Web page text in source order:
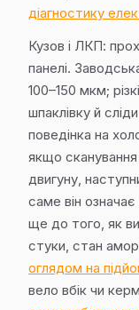
діагностику
Кузов і ЛКП:
панелі.
100–150 мкм;
шпаклівку й
поведінка на
якщо
двигуну,
саме він
ще до того, як
стуки, стан
оглядом на
вело вбік чи